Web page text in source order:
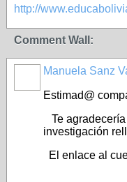
http://
Comment Wall:
Manuela Sanz
Estimad@
Te
investigación
El enlace al